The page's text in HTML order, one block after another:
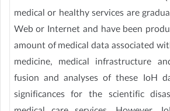
medical or healthy services are
Web or Internet and have been
amount of medical data associated
medicine, medical infrastructure
fusion and analyses of these IoH
significances for the scientific